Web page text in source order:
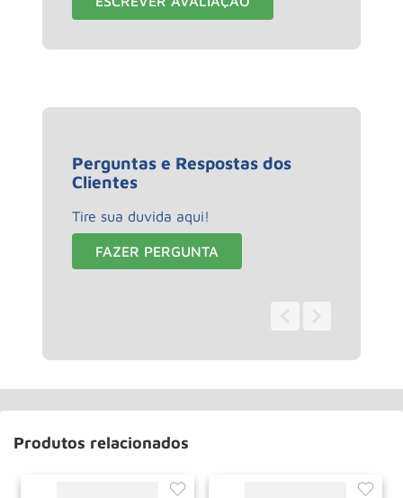
Perguntas e Respostas dos
Clientes
Tire sua duvida aqui!
FAZER PERGUNTA
Produtos relacionados